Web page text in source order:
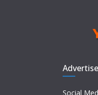
Social